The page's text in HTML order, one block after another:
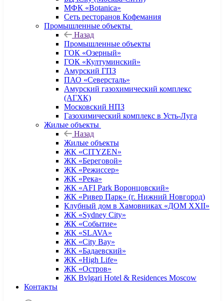
МФК «Botanica»
Сеть ресторанов Кофемания
Промышленные объекты
Назад
Промышленные объекты
ГОК «Озерный»
ГОК «Култуминский»
Амурский ГПЗ
ПАО «Северсталь»
Амурский газохимический комплекс
(АГХК)
Московский НПЗ
Газохимический комплекс в Усть-Луга
Жилые объекты
Назад
Жилые объекты
ЖК «CITYZEN»
ЖК «Береговой»
ЖК «Режиссер»
ЖК «Река»
ЖК «AFI Park Воронцовский»
ЖК «Ривер Парк» (г. Нижний Новгород)
Клубный дом в Хамовниках «ДОМ XXII»
ЖК «Sydney City»
ЖК «Событие»
ЖК «SLAVA»
ЖК «City Bay»
ЖК «Бадаевский»
ЖК «High Life»
ЖК «Остров»
ЖК Bvlgari Hotel & Residences Moscow
Контакты